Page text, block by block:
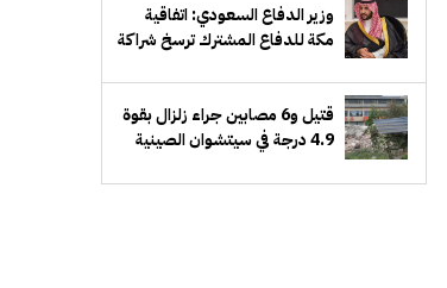
وزير الدفاع السعودي: اتفاقية
مكة للدفاع المشترك ترسخ شراكة
قتيل و6 مصابين جراء زلزال بقوة
4.9 درجة في سيتشوان الصينية